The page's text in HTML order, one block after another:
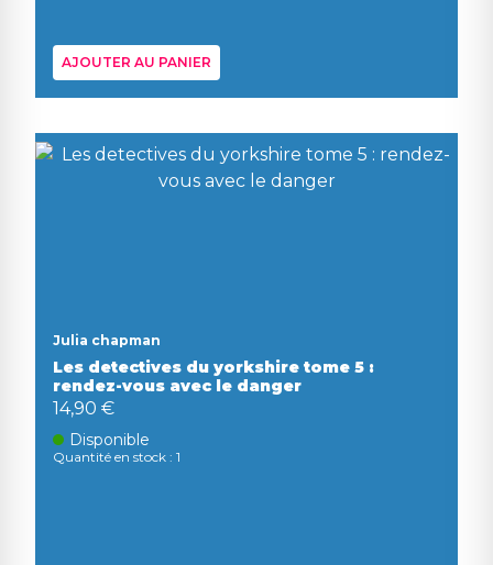
AJOUTER AU PANIER
Julia chapman
Les detectives du yorkshire tome 5 :
rendez-vous avec le danger
14,90 €
Disponible
Quantité en stock : 1